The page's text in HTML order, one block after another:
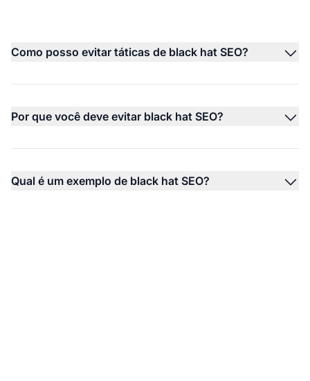
Como posso evitar táticas de black hat SEO?
Por que você deve evitar black hat SEO?
Qual é um exemplo de black hat SEO?